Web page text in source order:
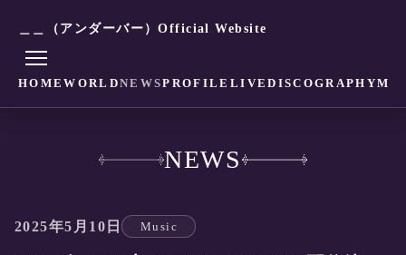
＿＿（アンダーバー）Official Website
HOMEWORLDNEWSPROFILE LIVEDISCOGRAPHY
NEWS
2025年5月10日 Music